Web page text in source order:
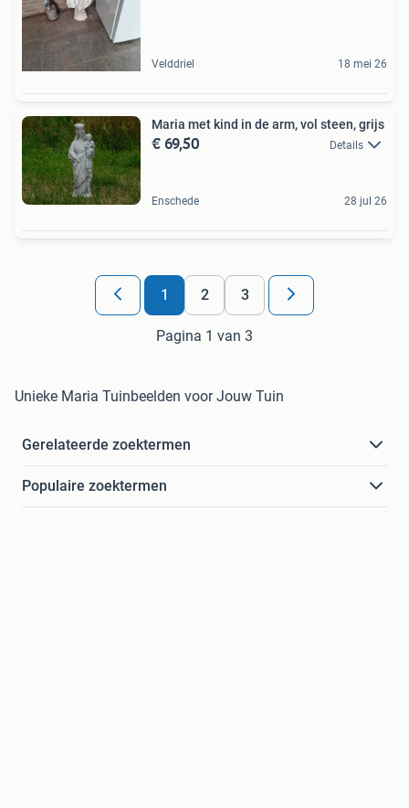
Velddriel 18 mei 26
Maria met kind in de arm, vol steen, grijs
€ 69,50 Details
Enschede 28 jul 26
1 2 3
Pagina 1 van 3
Unieke Maria Tuinbeelden voor Jouw Tuin
Gerelateerde zoektermen
Populaire zoektermen